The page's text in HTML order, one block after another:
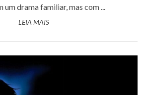
um drama familiar, mas com ...
LEIA MAIS